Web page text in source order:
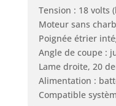
Tension : 18 volts
Moteur sans
Poignée étrier
Angle de coupe :
Lame droite, 20
Alimentation :
Compatible